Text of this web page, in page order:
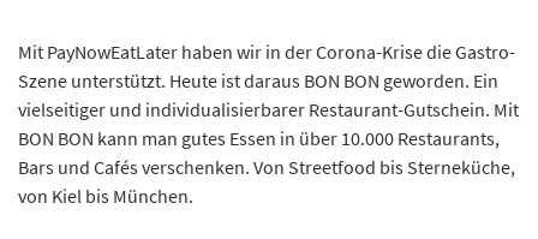
Mit PayNowEatLater haben wir in der Corona-Krise die Gastro-
Szene unterstützt. Heute ist daraus BON BON geworden. Ein
vielseitiger und individualisierbarer Restaurant-Gutschein. Mit
BON BON kann man gutes Essen in über 10.000 Restaurants,
Bars und Cafés verschenken. Von Streetfood bis Sterneküche,
von Kiel bis München.